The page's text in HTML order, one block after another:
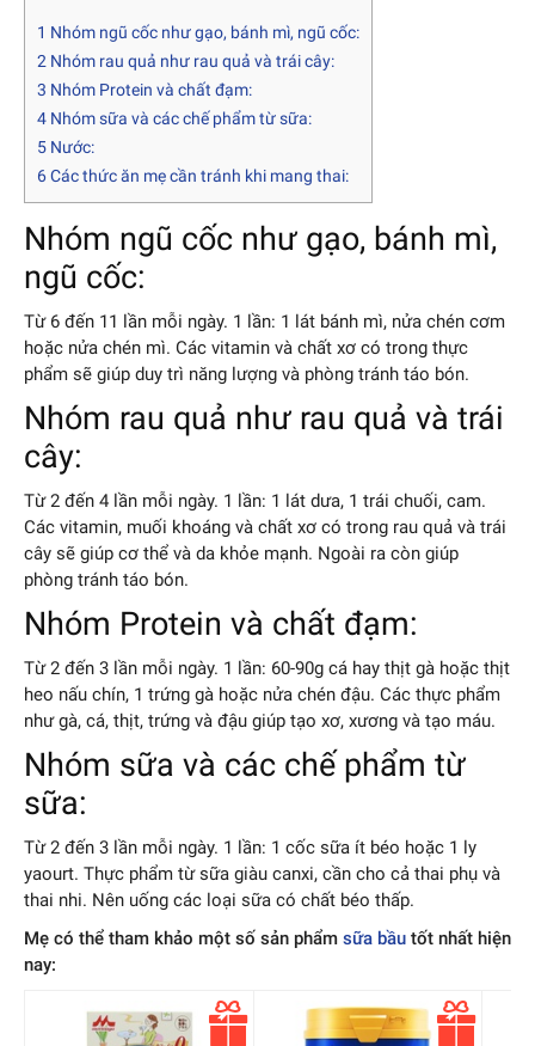
1 Nhóm ngũ cốc như gạo, bánh mì, ngũ cốc:
2 Nhóm rau quả như rau quả và trái cây:
3 Nhóm Protein và chất đạm:
4 Nhóm sữa và các chế phẩm từ sữa:
5 Nước:
6Các thức ăn mẹ cần tránh khi mang thai:
Nhóm ngũ cốc như gạo, bánh mì,
ngũ cốc:
Từ 6 đến 11 lần mỗi ngày. 1 lần: 1 lát bánh mì, nửa chén cơm
hoặc nửa chén mì. Các vitamin và chất xơ có trong thực
phẩm sẽ giúp duy trì năng lượng và phòng tránh táo bón.
Nhóm rau quả như rau quả và trái
cây:
Từ 2 đến 4 lần mỗi ngày. 1 lần: 1 lát dưa, 1 trái chuối, cam.
Các vitamin, muối khoáng và chất xơ có trong rau quả và trái
cây sẽ giúp cơ thể và da khỏe mạnh. Ngoài ra còn giúp
phòng tránh táo bón.
Nhóm Protein và chất đạm:
Từ 2 đến 3 lần mỗi ngày. 1 lần: 60-90g cá hay thịt gà hoặc thịt
heo nấu chín, 1 trứng gà hoặc nửa chén đậu. Các thực phẩm
như gà, cá, thịt, trứng và đậu giúp tạo xơ, xương và tạo máu.
Nhóm sữa và các chế phẩm từ
sữa:
Từ 2 đến 3 lần mỗi ngày. 1 lần: 1 cốc sữa ít béo hoặc 1 ly
yaourt. Thực phẩm từ sữa giàu canxi, cần cho cả thai phụ và
thai nhi. Nên uống các loại sữa có chất béo thấp.
Mẹ có thể tham khảo một số sản phẩm sữa bầu tốt nhất hiện
nay: